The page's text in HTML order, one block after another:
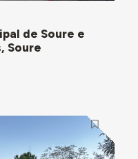
de Soure e
Soure